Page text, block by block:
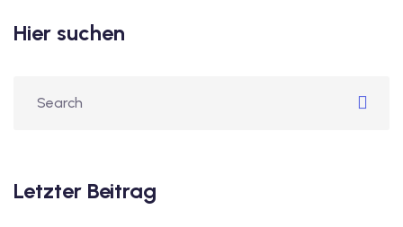
Hier suchen
Letzter Beitrag